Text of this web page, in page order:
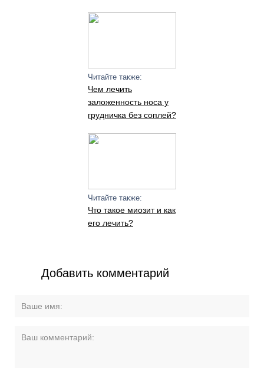
Читайте также:
Чем лечить
заложенность носа у
грудничка без соплей?
Читайте также:
Что такое миозит и как
его лечить?
Добавить комментарий